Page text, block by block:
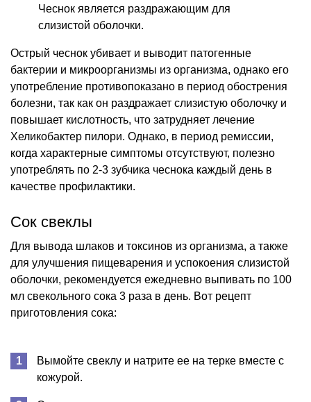
Чеснок является раздражающим для
слизистой оболочки.
Острый чеснок убивает и выводит патогенные
бактерии и микроорганизмы из организма, однако его
употребление противопоказано в период обострения
болезни, так как он раздражает слизистую оболочку и
повышает кислотность, что затрудняет лечение
Хеликобактер пилори. Однако, в период ремиссии,
когда характерные симптомы отсутствуют, полезно
употреблять по 2-3 зубчика чеснока каждый день в
качестве профилактики.
Сок свеклы
Для вывода шлаков и токсинов из организма, а также
для улучшения пищеварения и успокоения слизистой
оболочки, рекомендуется ежедневно выпивать по 100
мл свекольного сока 3 раза в день. Вот рецепт
приготовления сока:
Вымойте свеклу и натрите ее на терке вместе с
кожурой.